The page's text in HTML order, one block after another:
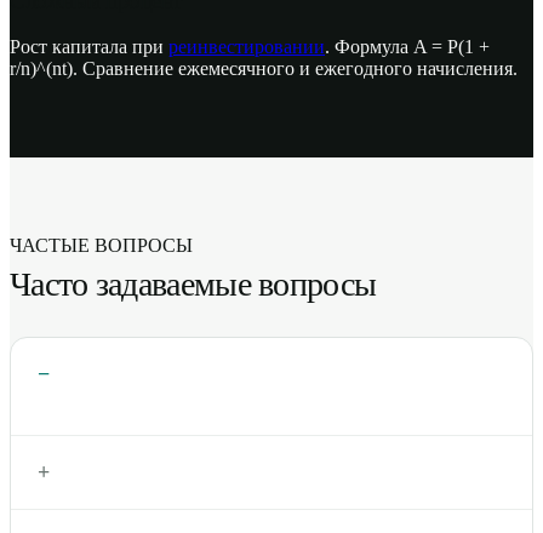
Рост капитала при реинвестировании. Формула A = P(1 +
r/n)^(nt). Сравнение ежемесячного и ежегодного начисления.
ЧАСТЫЕ ВОПРОСЫ
Часто задаваемые вопросы
−
+